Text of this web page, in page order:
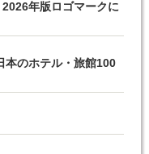
年版ロゴマークに
本のホテル・旅館100